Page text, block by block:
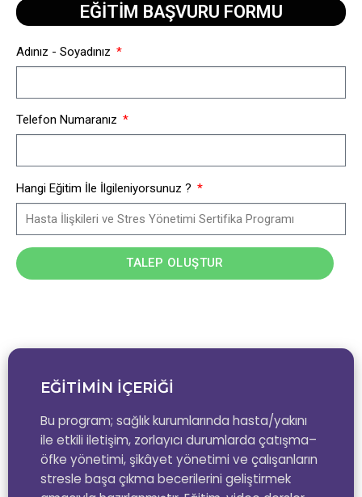
EĞİTİMİN İÇERİĞİ
Bu program; sağlık kurumlarında hasta/yakını
ile etkili iletişim, zorlayıcı durumlarda çatışma–
öfke yönetimi, şikâyet yönetimi ve çalışanların
stresle başa çıkma becerilerini geliştirmek
EĞİTİM BAŞVURU FORMU​
Adınız - Soyadınız
Telefon Numaranız
Hangi Eğitim İle İlgileniyorsunuz ?
TALEP OLUŞTUR